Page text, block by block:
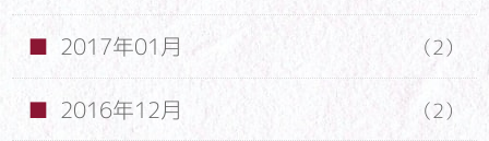
2017年01月 （2）
2016年12月 （2）